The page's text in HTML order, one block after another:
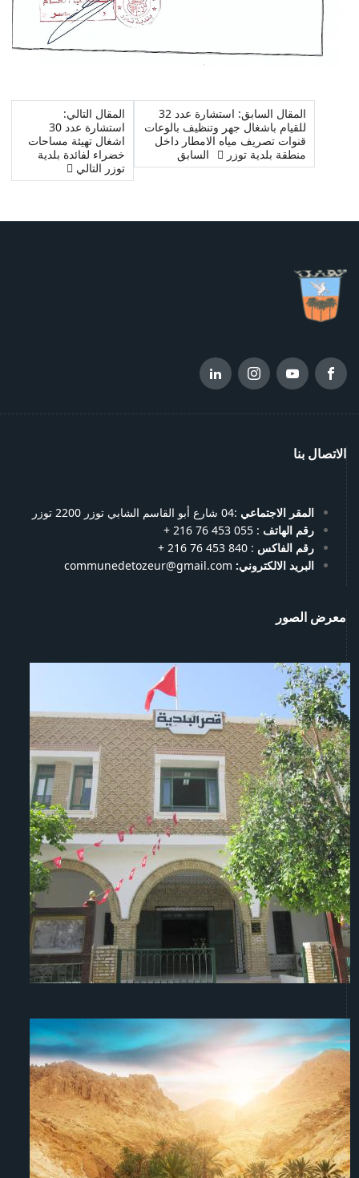
المقال السابق: استشارة عدد 32
للقيام باشغال جهر وتنظيف بالوعات
قنوات تصريف مياه الامطار داخل
منطقة بلدية توزر
السابق
المقال التالي:
استشارة عدد 30
اشغال تهيئة مساحات
خضراء لفائدة بلدية
توزر التالي
الاتصال بنا
المقر الاجتماعي :04 شارع أبو القاسم الشابي توزر 2200 توزر
رقم الهاتف : 055 453 76 216 +
رقم الفاكس : 840 453 76 216 +
البريد الالكتروني: communedetozeur@gmail.com
معرض الصور